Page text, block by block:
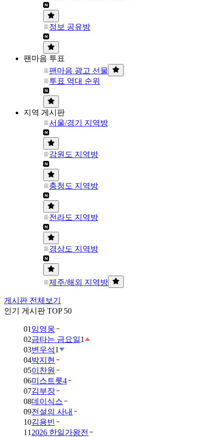
정보 공유방
팬마음 투표
팬마음 광고 선물
투표 역대 순위
지역 게시판
서울/경기 지역방
강원도 지역방
충청도 지역방
전라도 지역방
경상도 지역방
제주/해외 지역방
게시판 전체보기
인기 게시판 TOP 50
01 임영웅
02금타는 금요일1
03변우석1
04박지현
05이찬원
06미스트롯4
07김부장
08데이식스
09전설의 사내
10김용빈
11 2026 한일가왕전